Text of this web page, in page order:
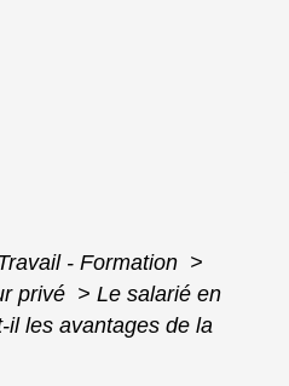
- Formation >
privé > Le salarié en
il les avantages de la